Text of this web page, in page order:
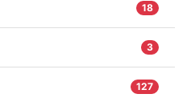
18
3
127